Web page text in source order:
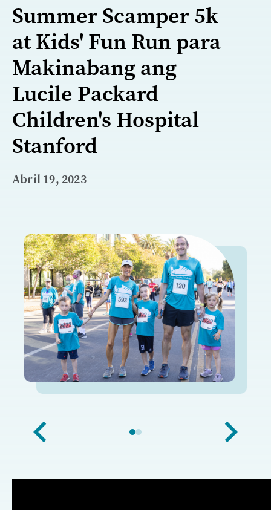
Summer Scamper 5k
at Kids' Fun Run para
Makinabang ang
Lucile Packard
Children's Hospital
Stanford
Abril 19, 2023